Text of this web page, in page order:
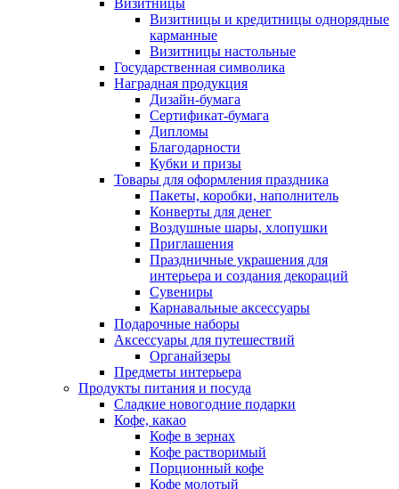
Визитницы
Визитницы и кредитницы однорядные
карманные
Визитницы настольные
Государственная символика
Наградная продукция
Дизайн-бумага
Сертификат-бумага
Дипломы
Благодарности
Кубки и призы
Товары для оформления праздника
Пакеты, коробки, наполнитель
Конверты для денег
Воздушные шары, хлопушки
Приглашения
Праздничные украшения для
интерьера и создания декораций
Сувениры
Карнавальные аксессуары
Подарочные наборы
Аксессуары для путешествий
Органайзеры
Предметы интерьера
Продукты питания и посуда
Сладкие новогодние подарки
Кофе, какао
Кофе в зернах
Кофе растворимый
Порционный кофе
Кофе молотый